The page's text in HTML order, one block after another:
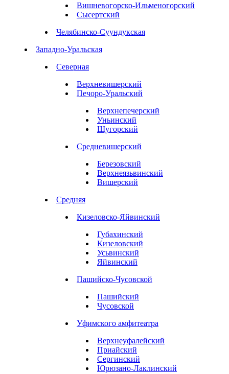
Вишневогорско-Ильменогорский
Сысертский
Челябинско-Суундукская
Западно-Уральская
Северная
Верхневишерский
Печоро-Уральский
Верхнепечерский
Уньинский
Щугорский
Средневишерский
Березовский
Верхнеязьвинский
Вишерский
Средняя
Кизеловско-Яйвинский
Губахинский
Кизеловский
Усьвинский
Яйвинский
Пашийско-Чусовской
Пашийский
Чусовской
Уфимского амфитеатра
Верхнеуфалейский
Приайский
Сергинский
Юрюзано-Лаклинский